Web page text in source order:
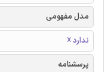
مدل مفهومی
ندارد ☓
پرسشنامه